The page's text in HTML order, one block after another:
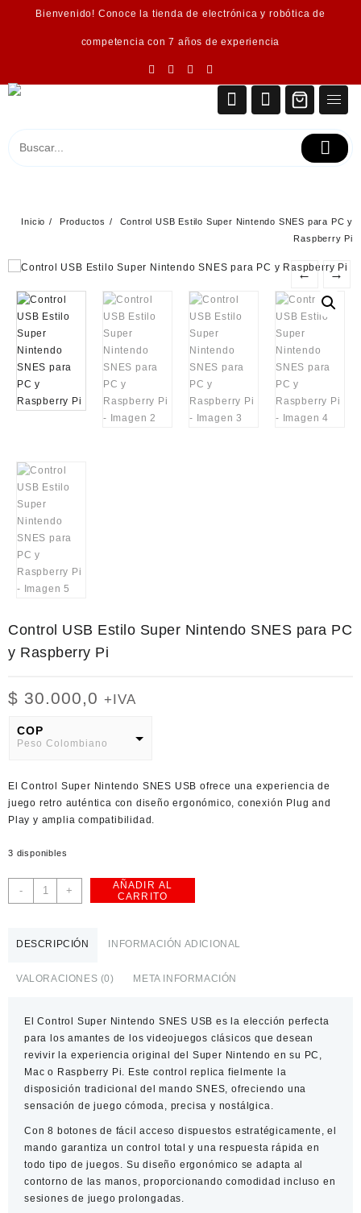
Bienvenido! Conoce la tienda de electrónica y robótica de
competencia con 7 años de experiencia
Inicio Productos
Control USB Estilo Super Nintendo SNES para PC y
Raspberry Pi
← →
Control USB Estilo Super Nintendo SNES para PC
y Raspberry Pi
$ 30.000,0 +IVA
COP
Peso Colombiano
American Dollar
ElControl Super Nintendo SNES USB ofrece una experiencia de
juego retro auténtica con diseño ergonómico, conexión Plug and
Play y amplia compatibilidad.
3 disponibles
-
Control
USB
y
Raspberry
Pi
cantidad
+
AÑADIR AL
CARRITO
DESCRIPCIÓN INFORMACIÓN ADICIONAL
VALORACIONES (0) META INFORMACIÓN
ElControl Super Nintendo SNES USB es la elección perfecta
para los amantes de los videojuegos clásicos que desean
revivir la experiencia original del Super Nintendo en su PC,
Mac o Raspberry Pi. Este control replica fielmente la
disposición tradicional del mando SNES, ofreciendo una
sensación de juego cómoda, precisa y nostálgica.
Con8 botones de fácil acceso dispuestos estratégicamente, el
mando garantiza un control total y una respuesta rápida en
todo tipo de juegos. Su diseño ergonómico se adapta al
contorno de las manos, proporcionando comodidad incluso en
sesiones de juego prolongadas.